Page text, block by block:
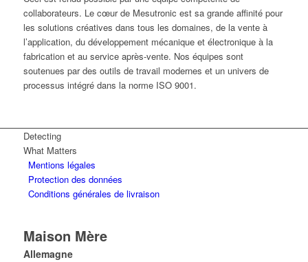
collaborateurs. Le cœur de Mesutronic est sa grande affinité pour
les solutions créatives dans tous les domaines, de la vente à
l’application, du développement mécanique et électronique à la
fabrication et au service après-vente. Nos équipes sont
soutenues par des outils de travail modernes et un univers de
processus intégré dans la norme ISO 9001.
Detecting
What Matters
Mentions légales
Protection des données
Conditions générales de livraison
Maison Mère
Allemagne